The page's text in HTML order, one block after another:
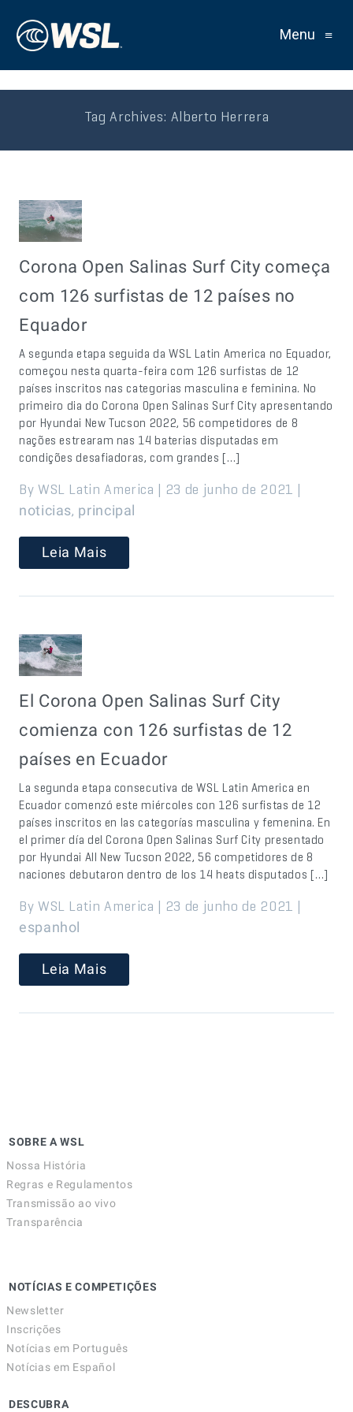
Menu ≡
Tag Archives: Alberto Herrera
Corona Open Salinas Surf City começa
com 126 surfistas de 12 países no
Equador
A segunda etapa seguida da WSL Latin America no Equador,
começou nesta quarta-feira com 126 surfistas de 12
países inscritos nas categorias masculina e feminina. No
primeiro dia do Corona Open Salinas Surf City apresentando
por Hyundai New Tucson 2022, 56 competidores de 8
nações estrearam nas 14 baterias disputadas em
condições desafiadoras, com grandes […]
By WSL Latin America | 23 de junho de 2021 |
noticias, principal
Leia Mais
El Corona Open Salinas Surf City
comienza con 126 surfistas de 12
países en Ecuador
La segunda etapa consecutiva de WSL Latin America en
Ecuador comenzó este miércoles con 126 surfistas de 12
países inscritos en las categorías masculina y femenina. En
el primer día del Corona Open Salinas Surf City presentado
por Hyundai All New Tucson 2022, 56 competidores de 8
naciones debutaron dentro de los 14 heats disputados […]
By WSL Latin America | 23 de junho de 2021 |
espanhol
Leia Mais
SOBRE A WSL
Nossa História
Regras e Regulamentos
Transmissão ao vivo
Transparência
NOTÍCIAS E COMPETIÇÕES
Newsletter
Inscrições
Notícias em Português
Notícias em Español
DESCUBRA